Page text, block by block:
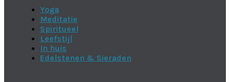
Yoga
Meditatie
Spiritueel
Leefstijl
In huis
Edelstenen & Sieraden